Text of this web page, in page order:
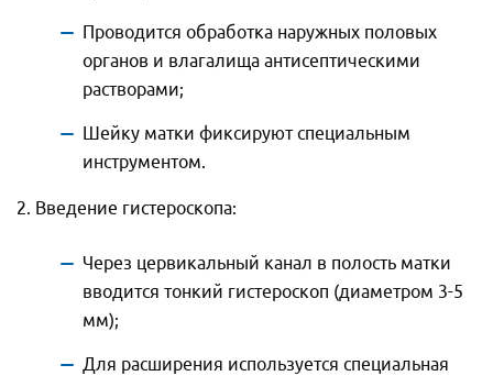
Проводится обработка наружных половых
органов и влагалища антисептическими
растворами;
Шейку матки фиксируют специальным
инструментом.
2. Введение гистероскопа:
Через цервикальный канал в полость матки
вводится тонкий гистероскоп (диаметром 3-5
мм);
Для расширения используется специальная